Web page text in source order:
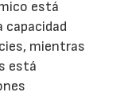
está
capacidad
mientras
está